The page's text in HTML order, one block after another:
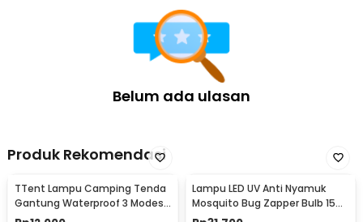
Belum ada ulasan
Produk Rekomendasi
TTent Lampu Camping Tenda
Gantung Waterproof 3 Modes
6000K 1.5W - 5188
Lampu LED UV Anti Nyamuk
Mosquito Bug Zapper Bulb 15W
E27 Cool White - YC1350